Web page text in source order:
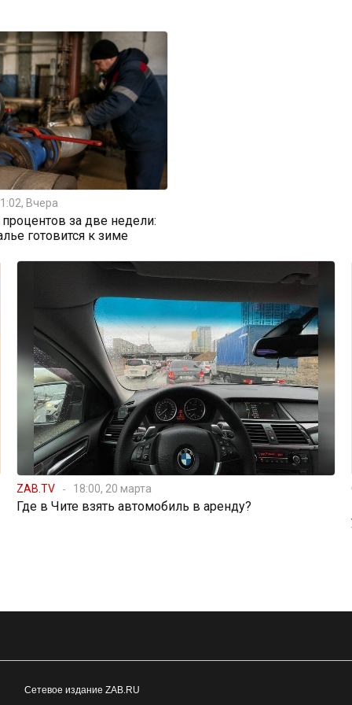
Вчера
за две недели:
готовится к зиме
ZAB.TV 18:00, 20 марта
Где в Чите взять автомобиль в аренду?
Сетевое издание ZAB.RU